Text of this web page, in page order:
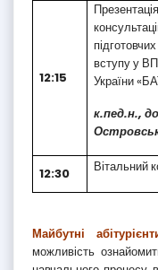
12:15
Презентація
вступу у
України
к.пед.н.,
12:30 Вітальний
Майбутні
можливість